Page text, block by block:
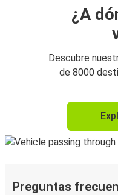
¿A
Descubre
de 8000
Preguntas